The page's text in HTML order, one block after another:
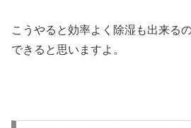
こうやると効率よく除湿も出来る
できると思いますよ。